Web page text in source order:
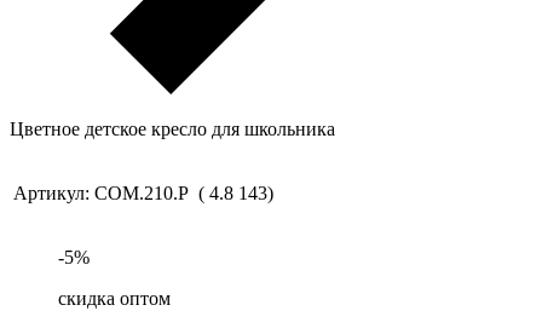
Цветное детское кресло для школьника
Артикул: COM.210.P ( 4.8 143)
-5%
скидка оптом